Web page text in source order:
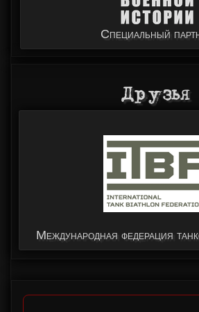
Специальный
Друзья
Международная федерация